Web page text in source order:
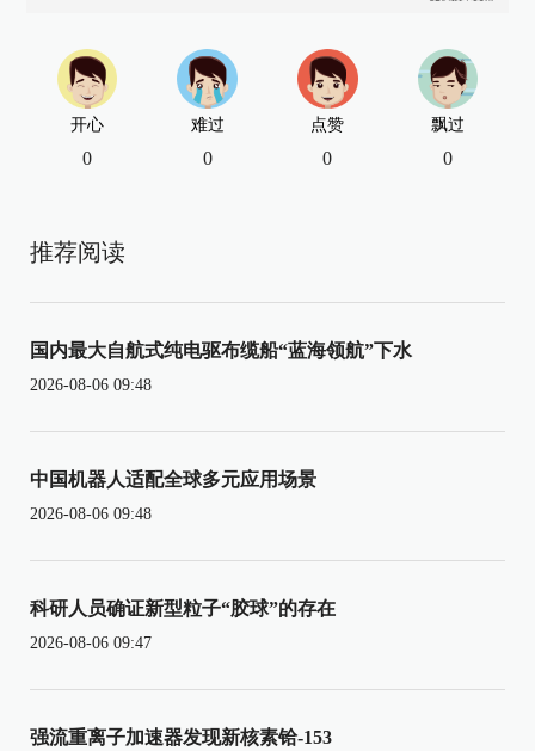
开心
0
难过
0
点赞
0
飘过
0
推荐阅读
国内最大自航式纯电驱布缆船“蓝海领航”下水
2026-08-06 09:48
中国机器人适配全球多元应用场景
2026-08-06 09:48
科研人员确证新型粒子“胶球”的存在
2026-08-06 09:47
强流重离子加速器发现新核素铪-153